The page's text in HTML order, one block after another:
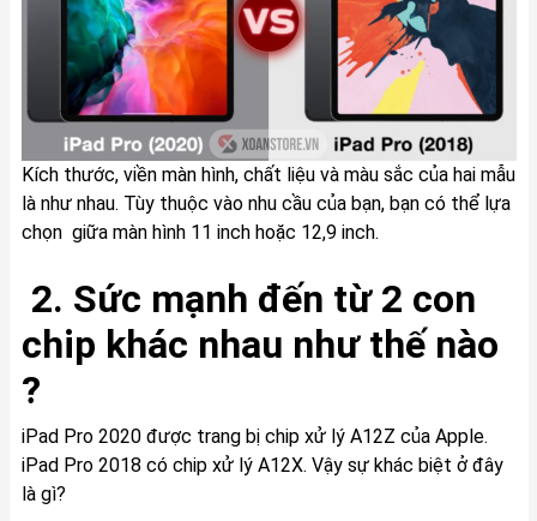
Kích thước, viền màn hình, chất liệu và màu sắc của hai mẫu
là như nhau. Tùy thuộc vào nhu cầu của bạn, bạn có thể lựa
chọn giữa màn hình 11 inch hoặc 12,9 inch.
2. Sức mạnh đến từ 2 con
chip khác nhau như thế nào
?
iPad Pro 2020 được trang bị chip xử lý A12Z của Apple.
iPad Pro 2018 có chip xử lý A12X. Vậy sự khác biệt ở đây
là gì?